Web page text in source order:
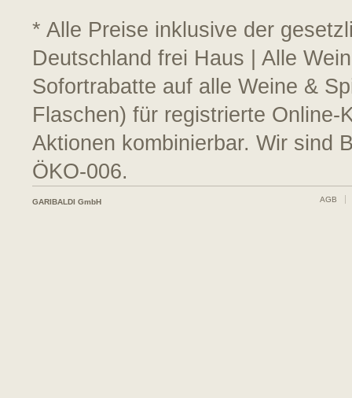
* Alle Preise inklusive der
Deutschland frei Haus | Alle
Sofortrabatte auf alle Weine &
Flaschen) für registrierte
Aktionen kombinierbar. Wir sind
ÖKO-006.
GARIBALDI GmbH AGB